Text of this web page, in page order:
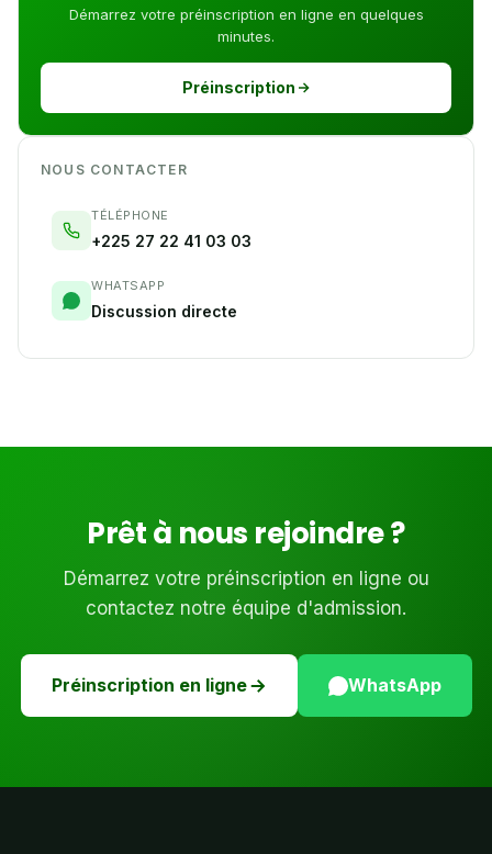
Démarrez votre préinscription en ligne en quelques
minutes.
Préinscription
NOUS CONTACTER
TÉLÉPHONE
+225 27 22 41 03 03
WHATSAPP
Discussion directe
Prêt à nous rejoindre ?
Démarrez votre préinscription en ligne ou
contactez notre équipe d'admission.
Préinscription en ligne WhatsApp